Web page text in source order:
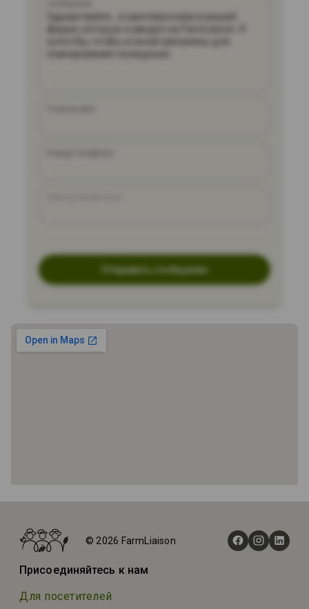
Отправить сообщение
Фермы
Applewood Farm
© 2026 FarmLiaison
Присоединяйтесь к нам
Для посетителей